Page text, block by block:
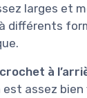
larges et
différents
crochet à
assez bien